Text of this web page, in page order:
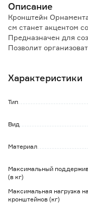
Описание
Кронштейн
см станет акцентом
Предназначен для
Позволит
подчеркиваются
Благодаря
- компактные размеры;
- интересный дизайн.
Обратите внимание:
Крепление с
Характеристики
Тип
Вид
Материал
Максимальный
(в кг)
Максимальная нагрузка
кронштейнов (кг)